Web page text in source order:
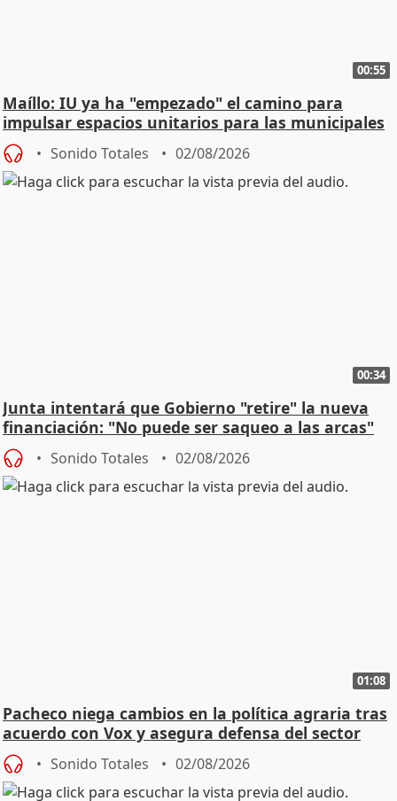
00:55
Maíllo: IU ya ha "empezado" el camino para
impulsar espacios unitarios para las municipales
Sonido Totales 02/08/2026
00:34
Junta intentará que Gobierno "retire" la nueva
financiación: "No puede ser saqueo a las arcas"
Sonido Totales 02/08/2026
01:08
Pacheco niega cambios en la política agraria tras
acuerdo con Vox y asegura defensa del sector
Sonido Totales 02/08/2026